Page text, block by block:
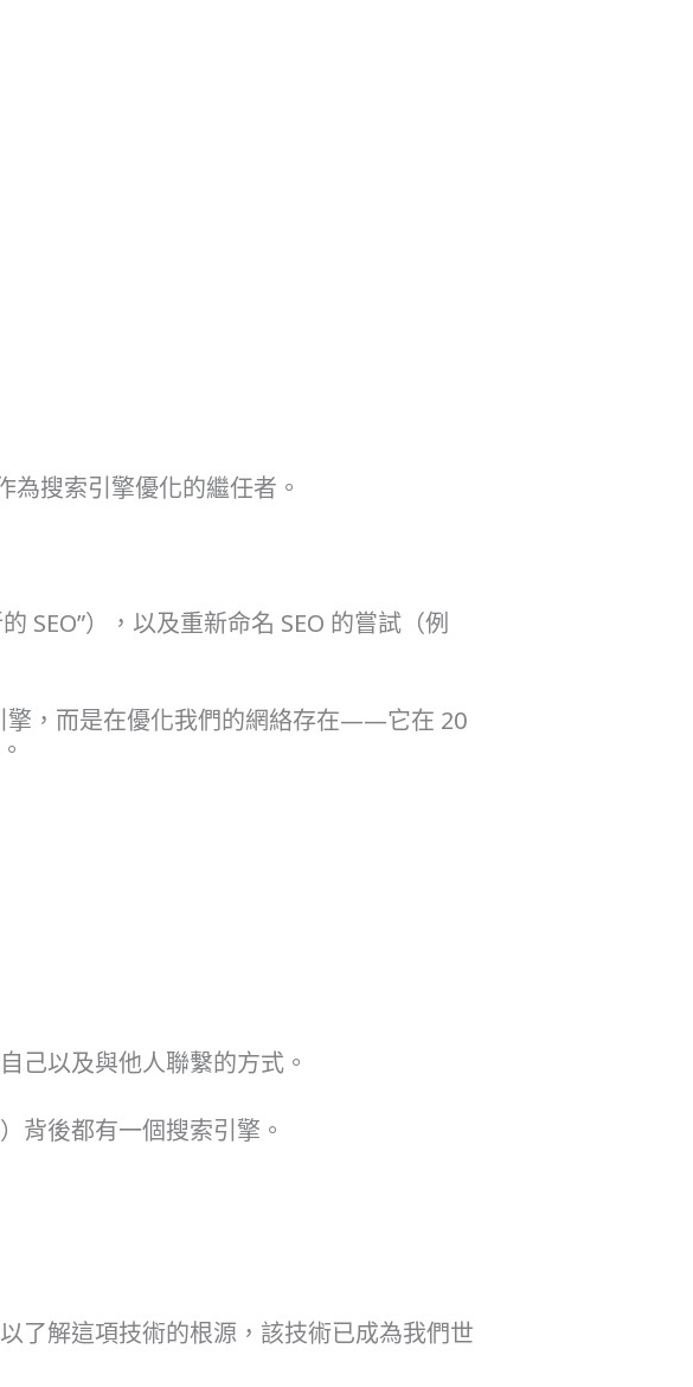
為搜索引擎優化的繼任者。
SEO”），以及重新命名 SEO 的嘗試（例
，而是在優化我們的網絡存在——它在 20
己以及與他人聯繫的方式。
背後都有一個搜索引擎。
了解這項技術的根源，該技術已成為我們世